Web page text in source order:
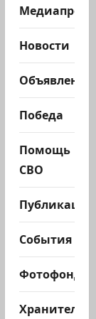
Новости
Объявления
Победа
Помощь
СВО
Публикации
События
Фотофонд
Хранители